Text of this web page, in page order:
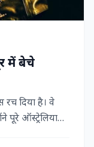
में बेचे
रच दिया है। वे
पूरे ऑस्ट्रेलिया